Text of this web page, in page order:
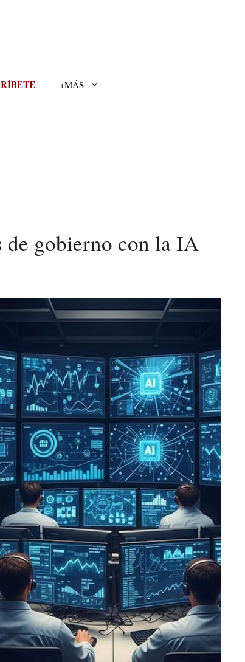
+MÁS
de gobierno con la IA